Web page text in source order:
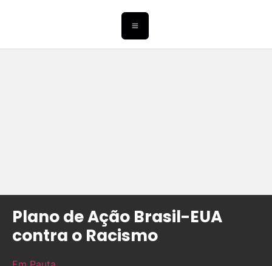
Plano de Ação Brasil-EUA
contra o Racismo